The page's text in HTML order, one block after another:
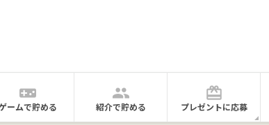
ームで貯める 紹介で貯める プレゼントに応募